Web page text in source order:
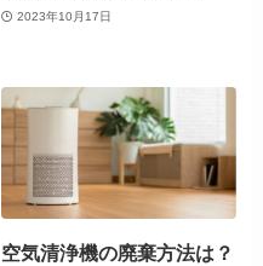
2023年10月17日
空気清浄機の廃棄方法は？